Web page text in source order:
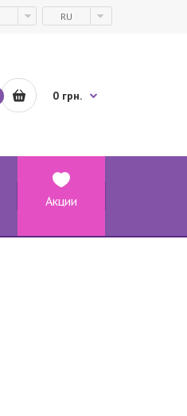
RU
0 грн.
Акции